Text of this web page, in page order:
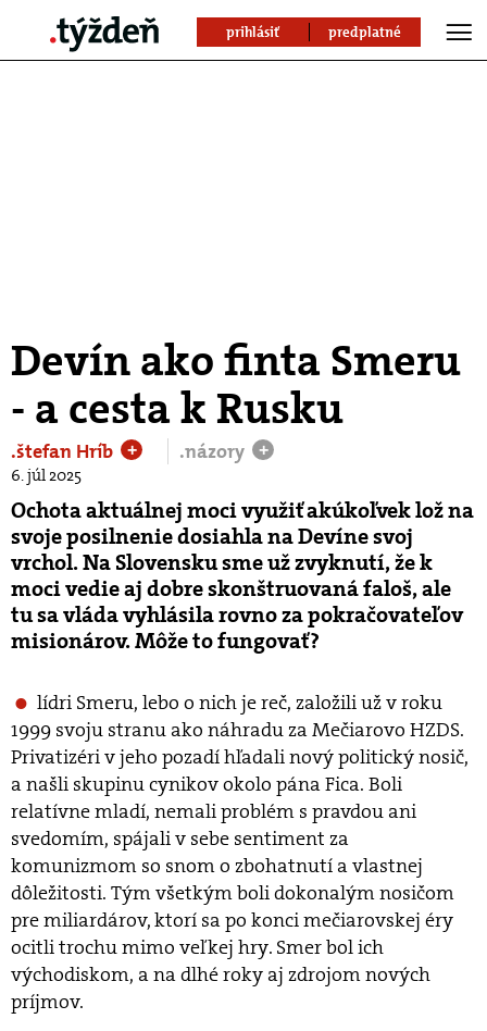
prihlásiť predplatné
Devín ako finta Smeru
- a cesta k Rusku
.štefan Hríb + .názory +
6. júl 2025
Ochota aktuálnej moci využiť akúkoľvek lož na
svoje posilnenie dosiahla na Devíne svoj
vrchol. Na Slovensku sme už zvyknutí, že k
moci vedie aj dobre skonštruovaná faloš, ale
tu sa vláda vyhlásila rovno za pokračovateľov
misionárov. Môže to fungovať?
lídri Smeru, lebo o nich je reč, založili už v roku
1999 svoju stranu ako náhradu za Mečiarovo HZDS.
Privatizéri v jeho pozadí hľadali nový politický nosič,
a našli skupinu cynikov okolo pána Fica. Boli
relatívne mladí, nemali problém s pravdou ani
svedomím, spájali v sebe sentiment za
komunizmom so snom o zbohatnutí a vlastnej
dôležitosti. Tým všetkým boli dokonalým nosičom
pre miliardárov, ktorí sa po konci mečiarovskej éry
ocitli trochu mimo veľkej hry. Smer bol ich
východiskom, a na dlhé roky aj zdrojom nových
príjmov.